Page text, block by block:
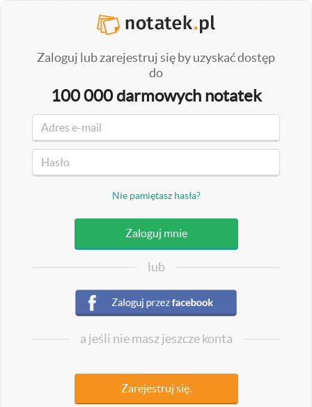
Zaloguj lub zarejestruj się by uzyskać dostęp
do
100 000 darmowych notatek
Nie pamiętasz hasła?
lub
a jeśli nie masz jeszcze konta
Zarejestruj się.